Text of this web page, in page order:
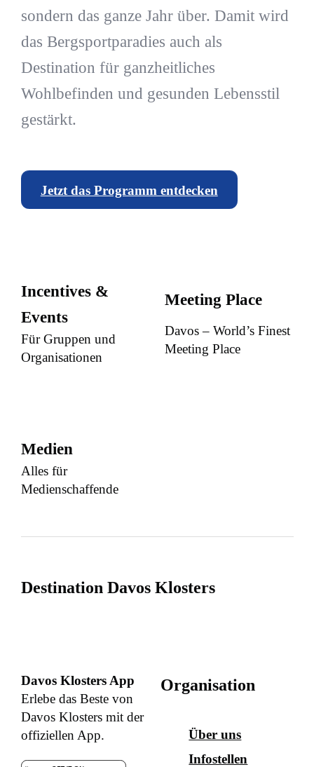
sondern das ganze Jahr über. Damit wird
das Bergsportparadies auch als
Destination für ganzheitliches
Wohlbefinden und gesunden Lebensstil
gestärkt.
Jetzt das Programm entdecken
Incentives &
Events
Für Gruppen und
Organisationen
Meeting Place
Davos – World’s Finest
Meeting Place
Medien
Alles für
Medienschaffende
Destination Davos Klosters
Davos Klosters App
Erlebe das Beste von
Davos Klosters mit der
offiziellen App.
Organisation
Über uns
Infostellen